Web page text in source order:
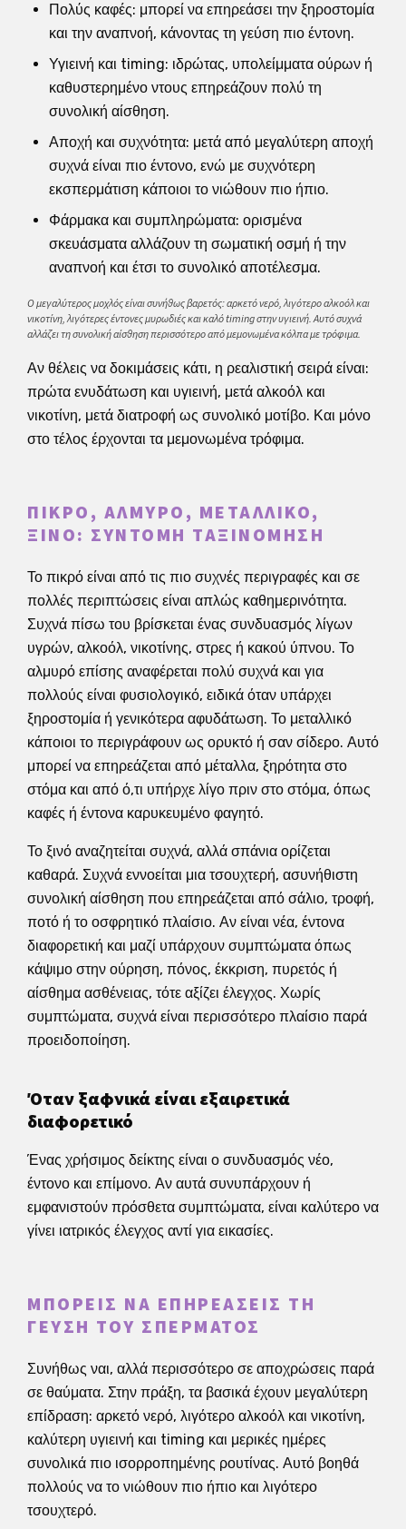
Πολύς καφές: μπορεί να επηρεάσει την ξηροστομία
και την αναπνοή, κάνοντας τη γεύση πιο έντονη.
Υγιεινή και timing: ιδρώτας, υπολείμματα ούρων ή
καθυστερημένο ντους επηρεάζουν πολύ τη
συνολική αίσθηση.
Αποχή και συχνότητα: μετά από μεγαλύτερη αποχή
συχνά είναι πιο έντονο, ενώ με συχνότερη
εκσπερμάτιση κάποιοι το νιώθουν πιο ήπιο.
Φάρμακα και συμπληρώματα: ορισμένα
σκευάσματα αλλάζουν τη σωματική οσμή ή την
αναπνοή και έτσι το συνολικό αποτέλεσμα.
Ο μεγαλύτερος μοχλός είναι συνήθως βαρετός: αρκετό νερό, λιγότερο αλκοόλ και
νικοτίνη, λιγότερες έντονες μυρωδιές και καλό timing στην υγιεινή. Αυτό συχνά
αλλάζει τη συνολική αίσθηση περισσότερο από μεμονωμένα κόλπα με τρόφιμα.
Αν θέλεις να δοκιμάσεις κάτι, η ρεαλιστική σειρά είναι:
πρώτα ενυδάτωση και υγιεινή, μετά αλκοόλ και
νικοτίνη, μετά διατροφή ως συνολικό μοτίβο. Και μόνο
στο τέλος έρχονται τα μεμονωμένα τρόφιμα.
ΠΙΚΡΌ, ΑΛΜΥΡΌ, ΜΕΤΑΛΛΙΚΌ,
ΞΙΝΌ: ΣΎΝΤΟΜΗ ΤΑΞΙΝΌΜΗΣΗ
Το πικρό είναι από τις πιο συχνές περιγραφές και σε
πολλές περιπτώσεις είναι απλώς καθημερινότητα.
Συχνά πίσω του βρίσκεται ένας συνδυασμός λίγων
υγρών, αλκοόλ, νικοτίνης, στρες ή κακού ύπνου. Το
αλμυρό επίσης αναφέρεται πολύ συχνά και για
πολλούς είναι φυσιολογικό, ειδικά όταν υπάρχει
ξηροστομία ή γενικότερα αφυδάτωση. Το μεταλλικό
κάποιοι το περιγράφουν ως ορυκτό ή σαν σίδερο. Αυτό
μπορεί να επηρεάζεται από μέταλλα, ξηρότητα στο
στόμα και από ό,τι υπήρχε λίγο πριν στο στόμα, όπως
καφές ή έντονα καρυκευμένο φαγητό.
Το ξινό αναζητείται συχνά, αλλά σπάνια ορίζεται
καθαρά. Συχνά εννοείται μια τσουχτερή, ασυνήθιστη
συνολική αίσθηση που επηρεάζεται από σάλιο, τροφή,
ποτό ή το οσφρητικό πλαίσιο. Αν είναι νέα, έντονα
διαφορετική και μαζί υπάρχουν συμπτώματα όπως
κάψιμο στην ούρηση, πόνος, έκκριση, πυρετός ή
αίσθημα ασθένειας, τότε αξίζει έλεγχος. Χωρίς
συμπτώματα, συχνά είναι περισσότερο πλαίσιο παρά
προειδοποίηση.
Όταν ξαφνικά είναι εξαιρετικά
διαφορετικό
Ένας χρήσιμος δείκτης είναι ο συνδυασμός νέο,
έντονο και επίμονο. Αν αυτά συνυπάρχουν ή
εμφανιστούν πρόσθετα συμπτώματα, είναι καλύτερο να
γίνει ιατρικός έλεγχος αντί για εικασίες.
ΜΠΟΡΕΊΣ ΝΑ ΕΠΗΡΕΆΣΕΙΣ ΤΗ
ΓΕΎΣΗ ΤΟΥ ΣΠΈΡΜΑΤΟΣ
Συνήθως ναι, αλλά περισσότερο σε αποχρώσεις παρά
σε θαύματα. Στην πράξη, τα βασικά έχουν μεγαλύτερη
επίδραση: αρκετό νερό, λιγότερο αλκοόλ και νικοτίνη,
καλύτερη υγιεινή και timing και μερικές ημέρες
συνολικά πιο ισορροπημένης ρουτίνας. Αυτό βοηθά
πολλούς να το νιώθουν πιο ήπιο και λιγότερο
τσουχτερό.